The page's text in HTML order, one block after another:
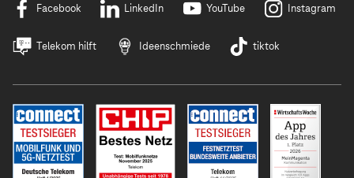
Facebook LinkedIn YouTube Instagram
Telekom hilft Ideenschmiede tiktok